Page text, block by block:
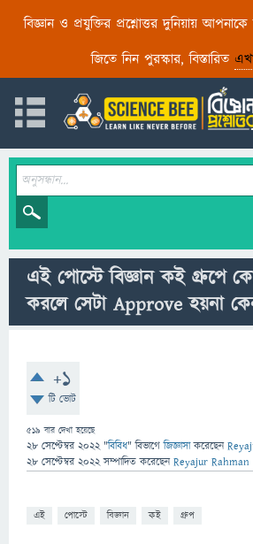
বিজ্ঞান ও প্রযুক্তির প্রশ্নোত্তর দুনিয়ায় আপনাকে
জিতে নিন পুরস্কার, বিস্তারিত
এই পোস্টে বিজ্ঞান কই গ্রুপে
করলে সেটা Approve হয়না
+1
টি ভোট
519 বার দেখা হয়েছে
28 সেপ্টেম্বর 2022 "বিবিধ" বিভাগে জিজ্ঞাসাকরেছেন
28 সেপ্টেম্বর 2022 সম্পাদিত করেছেনReyajur Rahman
এই পোস্টে বিজ্ঞান কই গ্রুপ